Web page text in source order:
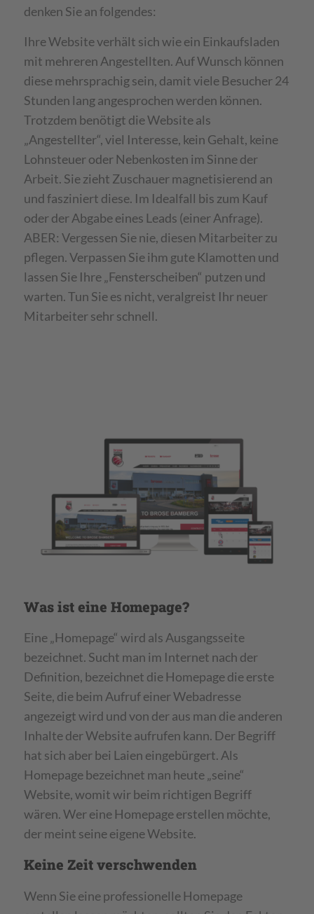
denken Sie an folgendes:
Ihre Website verhält sich wie ein Einkaufsladen
mit mehreren Angestellten. Auf Wunsch können
diese mehrsprachig sein, damit viele Besucher 24
Stunden lang angesprochen werden können.
Trotzdem benötigt die Website als
„Angestellter“, viel Interesse, kein Gehalt, keine
Lohnsteuer oder Nebenkosten im Sinne der
Arbeit. Sie zieht Zuschauer magnetisierend an
und fasziniert diese. Im Idealfall bis zum Kauf
oder der Abgabe eines Leads (einer Anfrage).
ABER: Vergessen Sie nie, diesen Mitarbeiter zu
pflegen. Verpassen Sie ihm gute Klamotten und
lassen Sie Ihre „Fensterscheiben“ putzen und
warten. Tun Sie es nicht, veralgreist Ihr neuer
Mitarbeiter sehr schnell.
Was ist eine Homepage?
Eine „Homepage“ wird als Ausgangsseite
bezeichnet. Sucht man im Internet nach der
Definition, bezeichnet die Homepage die erste
Seite, die beim Aufruf einer Webadresse
angezeigt wird und von der aus man die anderen
Inhalte der Website aufrufen kann. Der Begriff
hat sich aber bei Laien eingebürgert. Als
Homepage bezeichnet man heute „seine“
Website, womit wir beim richtigen Begriff
wären. Wer eine Homepage erstellen möchte,
der meint seine eigene Website.
Keine Zeit verschwenden
Wenn Sie eine professionelle Homepage